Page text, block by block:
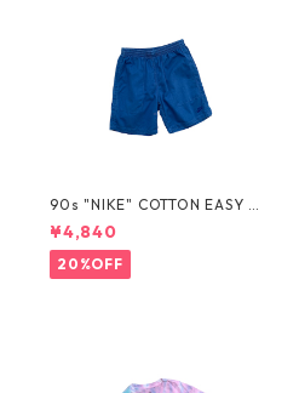
90s "NIKE" COTTON EASY S
HORTS
¥4,840
20%OFF